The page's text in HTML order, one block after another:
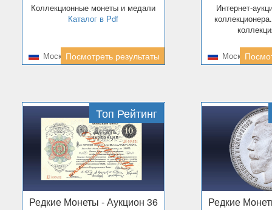
Коллекционные монеты и медали
Каталог в Pdf
МоскваПосмотреть результаты
Интернет-аукцион. Библиотека
Москва
Топ Рейтинг
Редкие Монеты - Аукцион 36 Редкие